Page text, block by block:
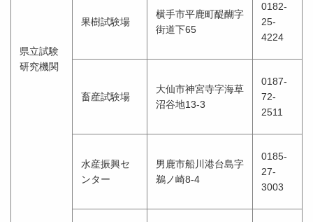
県立試験
研究機関
果樹試験場
横手市平鹿町醍醐字
街道下65
0182-
25-
4224
畜産試験場
大仙市神宮寺字海草
沼谷地13-3
0187-
72-
2511
水産振興セ
ンター
男鹿市船川港台島字
鵜ノ崎8-4
0185-
27-
3003